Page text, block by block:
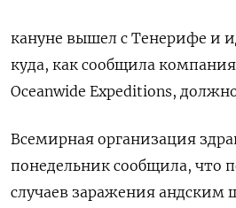
кануне вышел с Тенерифе и
куда, как сообщила
Oceanwide Expeditions,
Всемирная организация
понедельник сообщила, что
случаев заражения